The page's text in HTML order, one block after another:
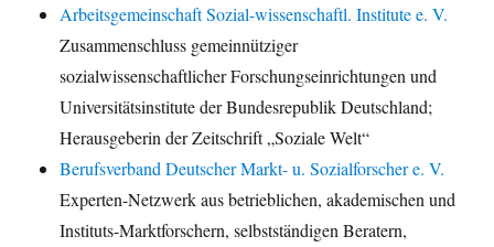
Arbeitsgemeinschaft Sozial-wissenschaftl. Institute e. V.
Zusammenschluss gemeinnütziger
sozialwissenschaftlicher Forschungseinrichtungen und
Universitätsinstitute der Bundesrepublik Deutschland;
Herausgeberin der Zeitschrift „Soziale Welt“
Berufsverband Deutscher Markt- u. Sozialforscher e. V.
Experten-Netzwerk aus betrieblichen, akademischen und
Instituts-Marktforschern, selbstständigen Beratern,